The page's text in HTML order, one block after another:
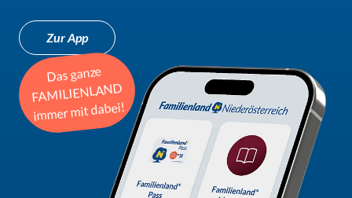
Zur App
Das ganze
FAMILIENLAND
immer mit dabei!